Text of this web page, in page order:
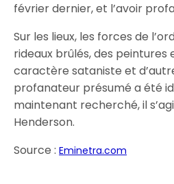
février dernier, et l’avoir
Sur les lieux, les forces de
rideaux brûlés, des peintures
caractère sataniste et
profanateur présumé a été
maintenant recherché, il
Henderson.
Source :Eminetra.com